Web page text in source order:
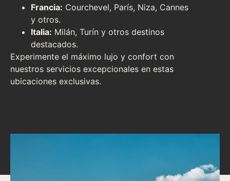
Francia: Courchevel, París, Niza, Cannes
y otros.
Italia: Milán, Turín y otros destinos
destacados.
Experimente el máximo lujo y confort con
nuestros servicios excepcionales en estas
ubicaciones exclusivas.